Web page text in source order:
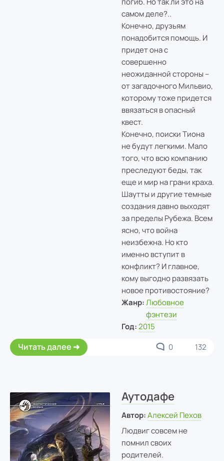
самом деле?..
Конечно, друзьям
понадобится помощь. И
придет она с
совершенно
неожиданной стороны –
от загадочного Мильвио,
которому тоже придется
ввязаться в опасный
квест.
Конечно, поиски Тиона
не будут легкими. Мало
того, что всю компанию
преследуют беды, так
еще и мир на грани краха.
Шаутты и другие темные
создания давно выходят
за пределы Рубежа. Всем
ясно, что война
неизбежна. Но кто
именно вступит в
конфликт? И главное,
кому выгодно развязать
новое противостояние?
Жанр: Любовное
фэнтези
Год: 2015
Читать далее 0 132
Аутодафе
Автор: Алексей Пехов
Людвиг совсем не
помнил своих
родителей.